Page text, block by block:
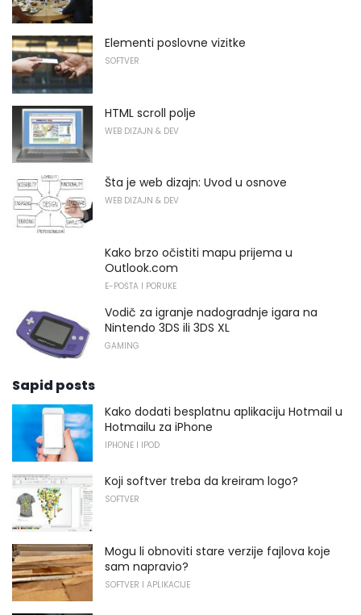
Elementi poslovne vizitke
SOFTVER
HTML scroll polje
WEB DIZAJN & DEV
Šta je web dizajn: Uvod u osnove
WEB DIZAJN & DEV
Kako brzo očistiti mapu prijema u
Outlook.com
E-POŠTA I PORUKE
Vodič za igranje nadogradnje igara na
Nintendo 3DS ili 3DS XL
GAMING
Sapid posts
Kako dodati besplatnu aplikaciju Hotmail u
Hotmailu za iPhone
IPHONE I IPOD
Koji softver treba da kreiram logo?
SOFTVER
Mogu li obnoviti stare verzije fajlova koje
sam napravio?
SOFTVER I APLIKACIJE